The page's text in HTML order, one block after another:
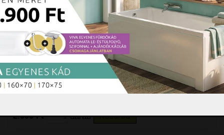
T-REX szerelőragasztó, nagy
azonnali tapadóerővel
T-REX szerelőragasztó, nagy azonnali tapadóerővel
A T-REX "nagy azonnali tapadással" egy
használatrabővebben »
2.990 Ft darab Kosárba